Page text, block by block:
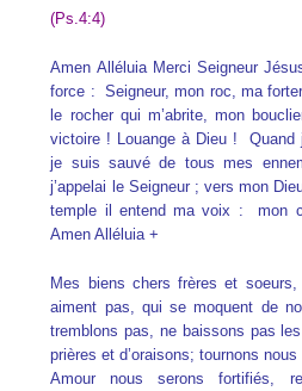
(Ps.4:4)
Amen Alléluia Merci Seigneur
force : Seigneur, mon roc, ma
le rocher qui m’abrite, mon
victoire ! Louange à Dieu ! Quand
je suis sauvé de tous mes
j’appelai le Seigneur ; vers mon
temple il entend ma voix : mon
Amen Alléluia +
Mes biens chers frères et
aiment pas, qui se moquent de
tremblons pas, ne baissons pas
prières et d’oraisons; tournons
Amour nous serons fortifiés,